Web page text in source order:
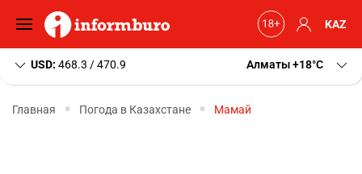
KAZ
USD: 468.3 / 470.9 Алматы+18 C
Главная Погода в Казахстане Мамай